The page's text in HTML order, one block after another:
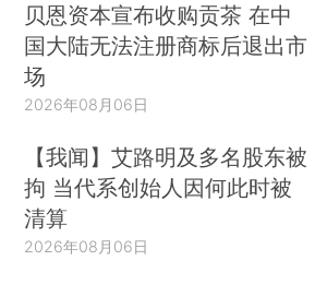
贝恩资本宣布收购贡茶 在中
国大陆无法注册商标后退出市
场
2026年08月06日
【我闻】艾路明及多名股东被
拘 当代系创始人因何此时被
清算
2026年08月06日